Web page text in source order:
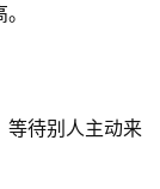
等待别人主动来